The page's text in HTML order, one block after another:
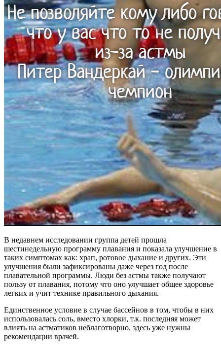
В недавнем исследовании группа детей прошла
шестинедельную программу плавания и показала улучшение в
таких симптомах как: храп, ротовое дыхание и других. Эти
улучшения были зафиксированы даже через год после
плавательной программы. Люди без астмы также получают
пользу от плавания, потому что оно улучшает общее здоровье
легких и учит технике правильного дыхания.
Единственное условие в случае бассейнов в том, чтобы в них
использовалась соль, вместо хлорки, т.к. последняя может
влиять на астматиков неблаготворно, здесь уже нужны
рекомендации врачей.